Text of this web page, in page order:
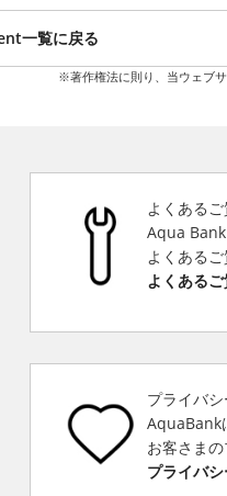
一覧に戻る
※著作権法に則り、当ウェブ
よくある
Aqua
よくあるご
よくある
プライバ
AquaBank
お客さまの
プライバ